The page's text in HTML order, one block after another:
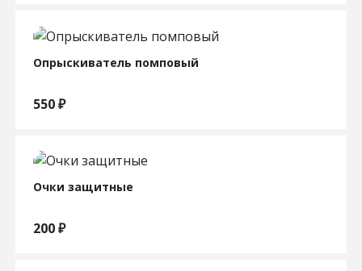
Опрыскиватель помповый
550₽
Очки защитные
200₽